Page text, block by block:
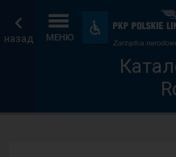
назад МЕНЮ
та
зручності